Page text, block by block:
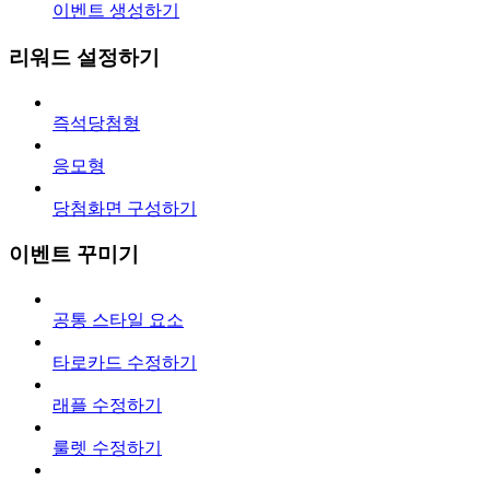
이벤트 생성하기
리워드 설정하기
즉석당첨형
응모형
당첨화면 구성하기
이벤트 꾸미기
공통 스타일 요소
타로카드 수정하기
래플 수정하기
룰렛 수정하기